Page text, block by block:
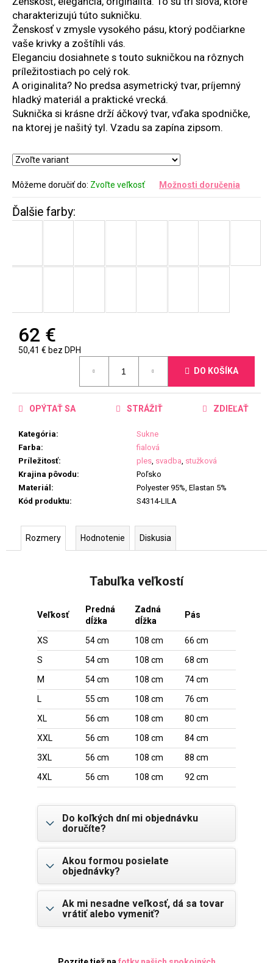
charakterizujú túto sukničku.
Ženskosť v zmysle vysokého pásu, ktorý podčiarkne
vaše krivky a zoštíhli vás.
Eleganciu dosiahnete s touto sukničkou na rôznych
príležitostiach po celý rok.
A originalita? No predsa asymetrický tvar, príjemný
hladký materiál a praktické vrecká.
Suknička si krásne drží áčkový tvar, vďaka spodničke,
na ktorej je našitý tyl. Vzadu sa zapína zipsom.
Môžeme doručiť do: Zvoľte veľkosť Možnosti doručenia
62 €
50,41 € bez DPH
DO KOŠÍKA
Kategória:
Sukne
Farba:
fialová
Príležitosť: ples svadba stužková
Krajina pôvodu:
Poľsko
Materiál :
Polyester 95%, Elastan 5%
Kód produktu: S4314-LILA
OPÝTAŤ SA STRÁŽIŤ ZDIEĽAŤ
Rozmery Hodnotenie Diskusia
Tabuľka veľkostí
Veľkosť
Predná
dĺžka
Zadná
dĺžka
Pás
XS 54 cm 108 cm
66 cm
S
54 cm 108 cm
68 cm
M
54 cm 108 cm
74 cm
L
55 cm 108 cm
76 cm
XL
56 cm 108 cm
80 cm
XXL
56 cm 108 cm
84 cm
3XL
56 cm 108 cm
88 cm
4XL
56 cm 108 cm 92 cm
Do koľkých dní mi objednávku
doručíte?
Akou formou posielate
objednávky?
Ak mi nesadne veľkosť, dá sa tovar
vrátiť alebo vymeniť?